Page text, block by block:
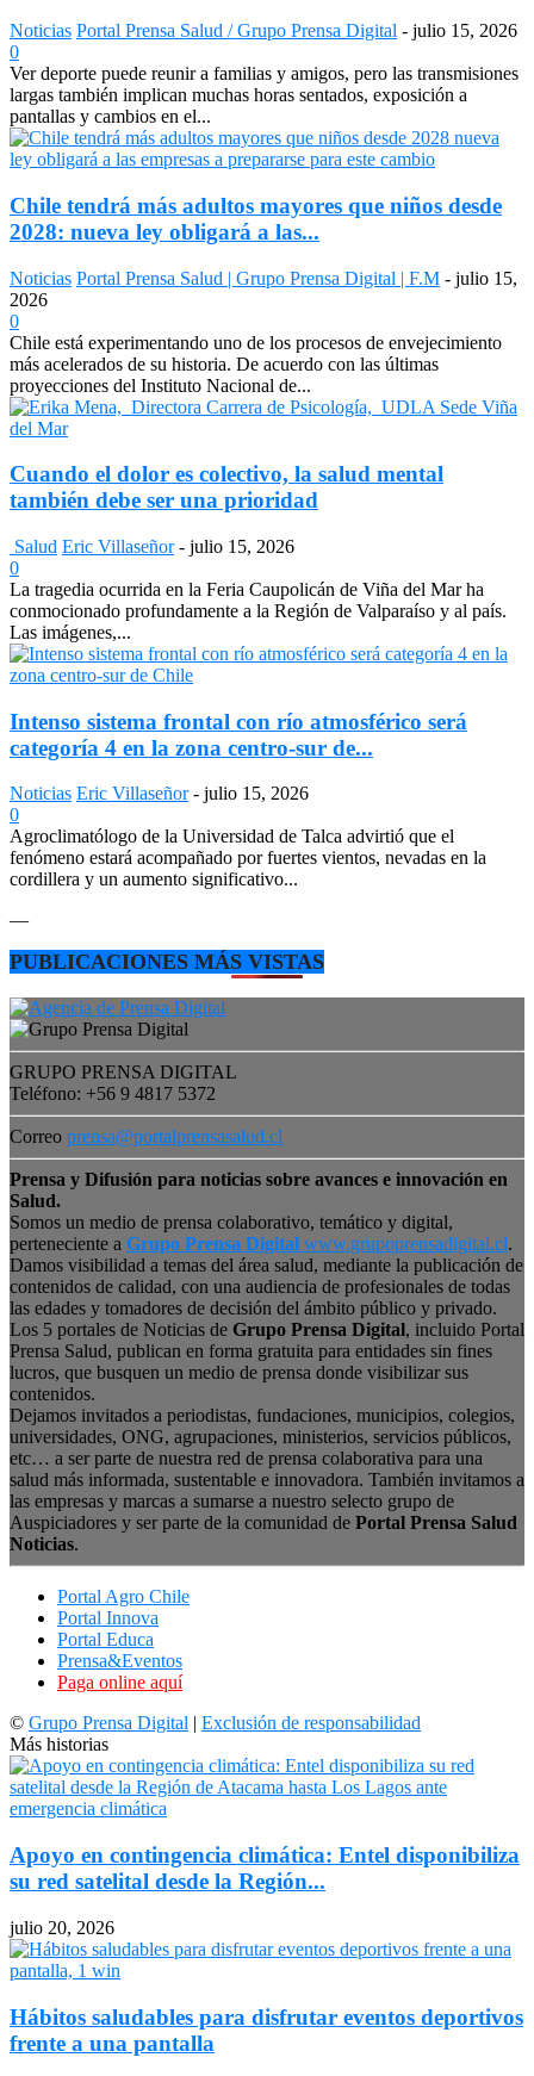
Noticias Portal Prensa Salud / Grupo Prensa Digital - julio 15, 2026
0
Ver deporte puede reunir a familias y amigos, pero las transmisiones
largas también implican muchas horas sentados, exposición a
pantallas y cambios en el...
Chile tendrá más adultos mayores que niños desde
2028: nueva ley obligará a las...
Noticias Portal Prensa Salud | Grupo Prensa Digital | F.M - julio 15,
2026
0
Chile está experimentando uno de los procesos de envejecimiento
más acelerados de su historia. De acuerdo con las últimas
proyecciones del Instituto Nacional de...
Cuando el dolor es colectivo, la salud mental
también debe ser una prioridad
Salud Eric Villaseñor - julio 15, 2026
0
La tragedia ocurrida en la Feria Caupolicán de Viña del Mar ha
conmocionado profundamente a la Región de Valparaíso y al país.
Las imágenes,...
Intenso sistema frontal con río atmosférico será
categoría 4 en la zona centro-sur de...
Noticias Eric Villaseñor - julio 15, 2026
0
Agroclimatólogo de la Universidad de Talca advirtió que el
fenómeno estará acompañado por fuertes vientos, nevadas en la
cordillera y un aumento significativo...
—
PUBLICACIONES MÁS VISTAS
GRUPO PRENSA DIGITAL
Teléfono: +56 9 4817 5372
Correo prensa@portalprensasalud.cl
Prensa y Difusión para noticias sobre avances e innovación en
Salud.
Somos un medio de prensa colaborativo, temático y digital,
perteneciente a Grupo Prensa Digital www.grupoprensadigital.cl.
Damos visibilidad a temas del área salud, mediante la publicación de
contenidos de calidad, con una audiencia de profesionales de todas
las edades y tomadores de decisión del ámbito público y privado.
Los 5 portales de Noticias de Grupo Prensa Digital, incluido Portal
Prensa Salud, publican en forma gratuita para entidades sin fines
lucros, que busquen un medio de prensa donde visibilizar sus
contenidos.
Dejamos invitados a periodistas, fundaciones, municipios, colegios,
universidades, ONG, agrupaciones, ministerios, servicios públicos,
etc… a ser parte de nuestra red de prensa colaborativa para una
salud más informada, sustentable e innovadora. También invitamos a
las empresas y marcas a sumarse a nuestro selecto grupo de
Auspiciadores y ser parte de la comunidad de Portal Prensa Salud
Noticias.
Portal Agro Chile
Portal Innova
Portal Educa
Prensa&Eventos
Paga online aquí
© Grupo Prensa Digital | Exclusión de responsabilidad
Más historias
Apoyo en contingencia climática: Entel disponibiliza
su red satelital desde la Región...
julio 20, 2026
Hábitos saludables para disfrutar eventos deportivos
frente a una pantalla